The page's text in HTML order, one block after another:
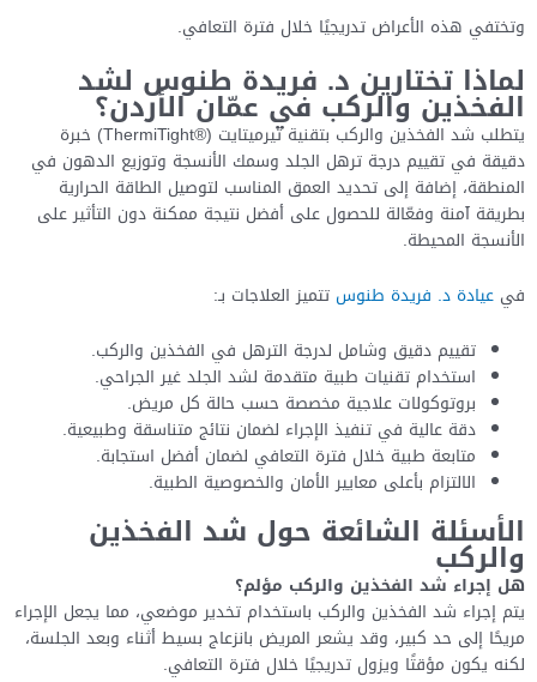
وتختفي هذه الأعراض تدريجيًا خلال فترة التعافي.
لماذا تختارين د. فريدة طنوس لشد
الفخذين والركب في عمّان الأردن؟
يتطلب شد الفخذين والركب بتقنية ثيرميتايت (®ThermiTight) خبرة
دقيقة في تقييم درجة ترهل الجلد وسمك الأنسجة وتوزيع الدهون في
المنطقة، إضافة إلى تحديد العمق المناسب لتوصيل الطاقة الحرارية
بطريقة آمنة وفعّالة للحصول على أفضل نتيجة ممكنة دون التأثير على
الأنسجة المحيطة.
في عيادة د. فريدة طنوس تتميز العلاجات بـ:
تقييم دقيق وشامل لدرجة الترهل في الفخذين والركب.
استخدام تقنيات طبية متقدمة لشد الجلد غير الجراحي.
بروتوكولات علاجية مخصصة حسب حالة كل مريض.
دقة عالية في تنفيذ الإجراء لضمان نتائج متناسقة وطبيعية.
متابعة طبية خلال فترة التعافي لضمان أفضل استجابة.
الالتزام بأعلى معايير الأمان والخصوصية الطبية.
الأسئلة الشائعة حول شد الفخذين
والركب
هل إجراء شد الفخذين والركب مؤلم؟
يتم إجراء شد الفخذين والركب باستخدام تخدير موضعي، مما يجعل الإجراء
مريحًا إلى حد كبير، وقد يشعر المريض بانزعاج بسيط أثناء وبعد الجلسة،
لكنه يكون مؤقتًا ويزول تدريجيًا خلال فترة التعافي.